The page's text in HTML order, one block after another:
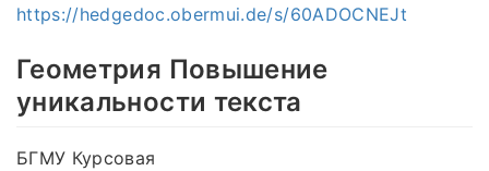
https://hedgedoc.obermui.de/s/60ADOCNEJt
Геометрия Повышение
уникальности текста
БГМУ Курсовая